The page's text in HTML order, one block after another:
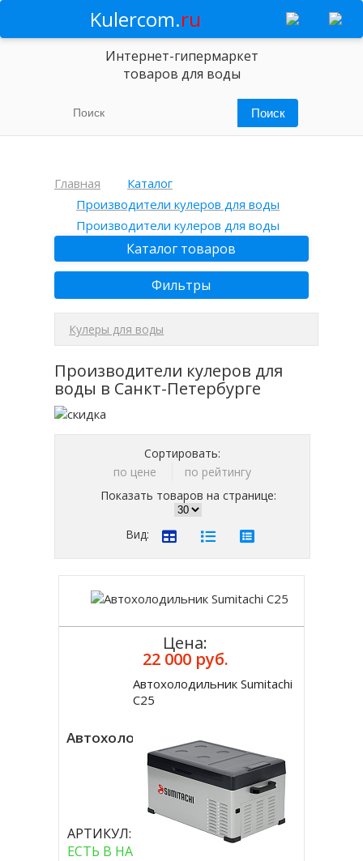
Kulercom.ru
Интернет-гипермаркет
товаров для воды
Главная
Каталог
Производители кулеров для воды
Производители кулеров для воды
Каталог товаров
Фильтры
Кулеры для воды
Производители кулеров для
воды в Санкт-Петербурге
Сортировать:
по цене
по рейтингу
Показать товаров на странице:
Вид:
Автохолодильник Sumitachi C25
( 0 отзывов )
АРТИКУЛ:
ЕСТЬ В НАЛИЧИИ
Цена:
22 000 руб.
Автохолодильник Sumitachi
C25